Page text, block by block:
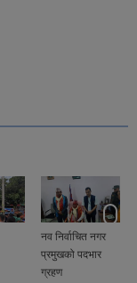
नव निर्वाचित नगर
प्रमुखको पदभार
ग्रहण